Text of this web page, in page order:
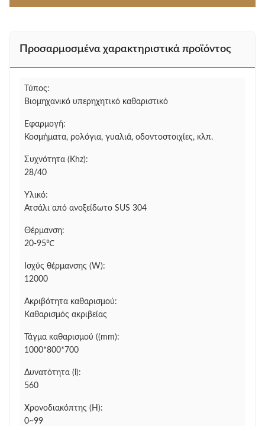
Προσαρμοσμένα χαρακτηριστικά προϊόντος
Τύπος:
Βιομηχανικό υπερηχητικό καθαριστικό
Εφαρμογή:
Κοσμήματα, ρολόγια, γυαλιά, οδοντοστοιχίες, κλπ.
Συχνότητα (Khz):
28/40
Υλικό:
Ατσάλι από ανοξείδωτο SUS 304
Θέρμανση:
20-95℃
Ισχύς θέρμανσης (W):
12000
Ακριβότητα καθαρισμού:
Καθαρισμός ακριβείας
Τάγμα καθαρισμού ((mm):
1000*800*700
Δυνατότητα (l):
560
Χρονοδιακόπτης (H):
0~99